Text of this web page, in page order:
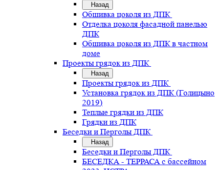
Назад
Обшивка цоколя из ДПК
Отделка цоколя фасадной панелью
ДПК
Обшивка цоколя из ДПК в частном
доме
Проекты грядок из ДПК
Назад
Проекты грядок из ДПК
Установка грядок из ДПК (Голицыно
2019)
Теплые грядки из ДПК
Грядки из ДПК
Беседки и Перголы ДПК
Назад
Беседки и Перголы ДПК
БЕСЕДКА - ТЕРРАСА с бассейном